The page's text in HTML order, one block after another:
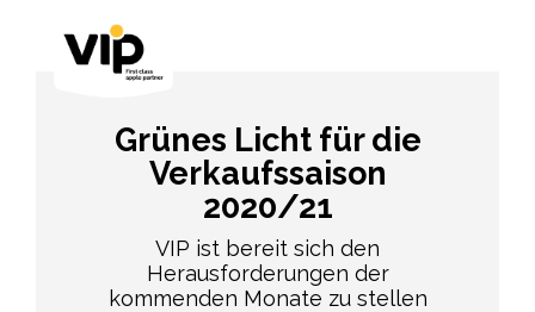
Grünes Licht für die
Verkaufssaison
2020/21
VIP ist bereit sich den
Herausforderungen der
kommenden Monate zu stellen